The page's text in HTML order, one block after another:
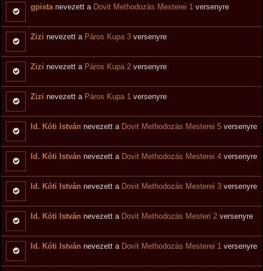
gpistanevezett a Dovit Methodozás Mesterei 1 versenyre
Zizi nevezett a Páros Kupa 3 versenyre
Zizi nevezett a Páros Kupa 2 versenyre
Zizi nevezett a Páros Kupa 1 versenyre
Id. Kóti István nevezett a Dovit Methodozás Mesterei 5 versenyre
Id. Kóti István nevezett a Dovit Methodozás Mesterei 4 versenyre
Id. Kóti István nevezett a Dovit Methodozás Mesterei 3 versenyre
Id. Kóti István nevezett a Dovit Methodozás Mesteri 2 versenyre
Id. Kóti István nevezett a Dovit Methodozás Mesterei 1 versenyre